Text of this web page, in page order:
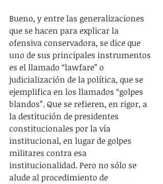
Bueno, y entre las generalizaciones
que se hacen para explicar la
ofensiva conservadora, se dice que
uno de sus principales instrumentos
es el llamado “lawfare” o
judicialización de la política, que se
ejemplifica en los llamados “golpes
blandos”. Que se refieren, en rigor, a
la destitución de presidentes
constitucionales por la vía
institucional, en lugar de golpes
militares contra esa
institucionalidad. Pero no sólo se
alude al procedimiento de